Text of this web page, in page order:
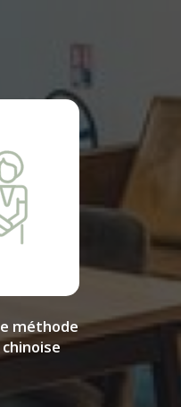
méthode